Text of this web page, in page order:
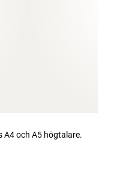
A4 och A5 högtalare.